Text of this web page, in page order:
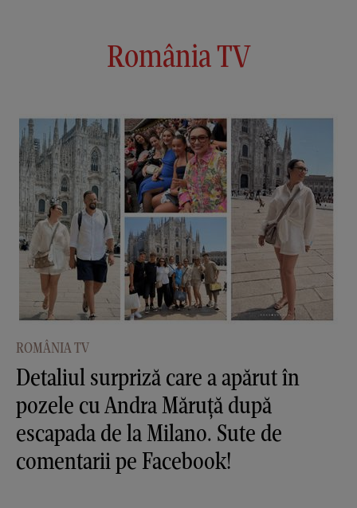
România TV
ROMÂNIA TV
Detaliul surpriză care a apărut în
pozele cu Andra Măruţă după
escapada de la Milano. Sute de
comentarii pe Facebook!